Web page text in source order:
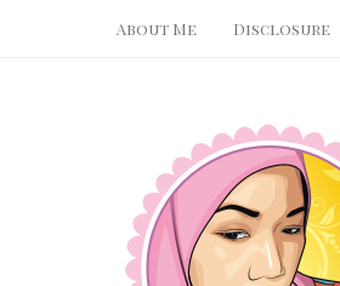
About Me Disclosure